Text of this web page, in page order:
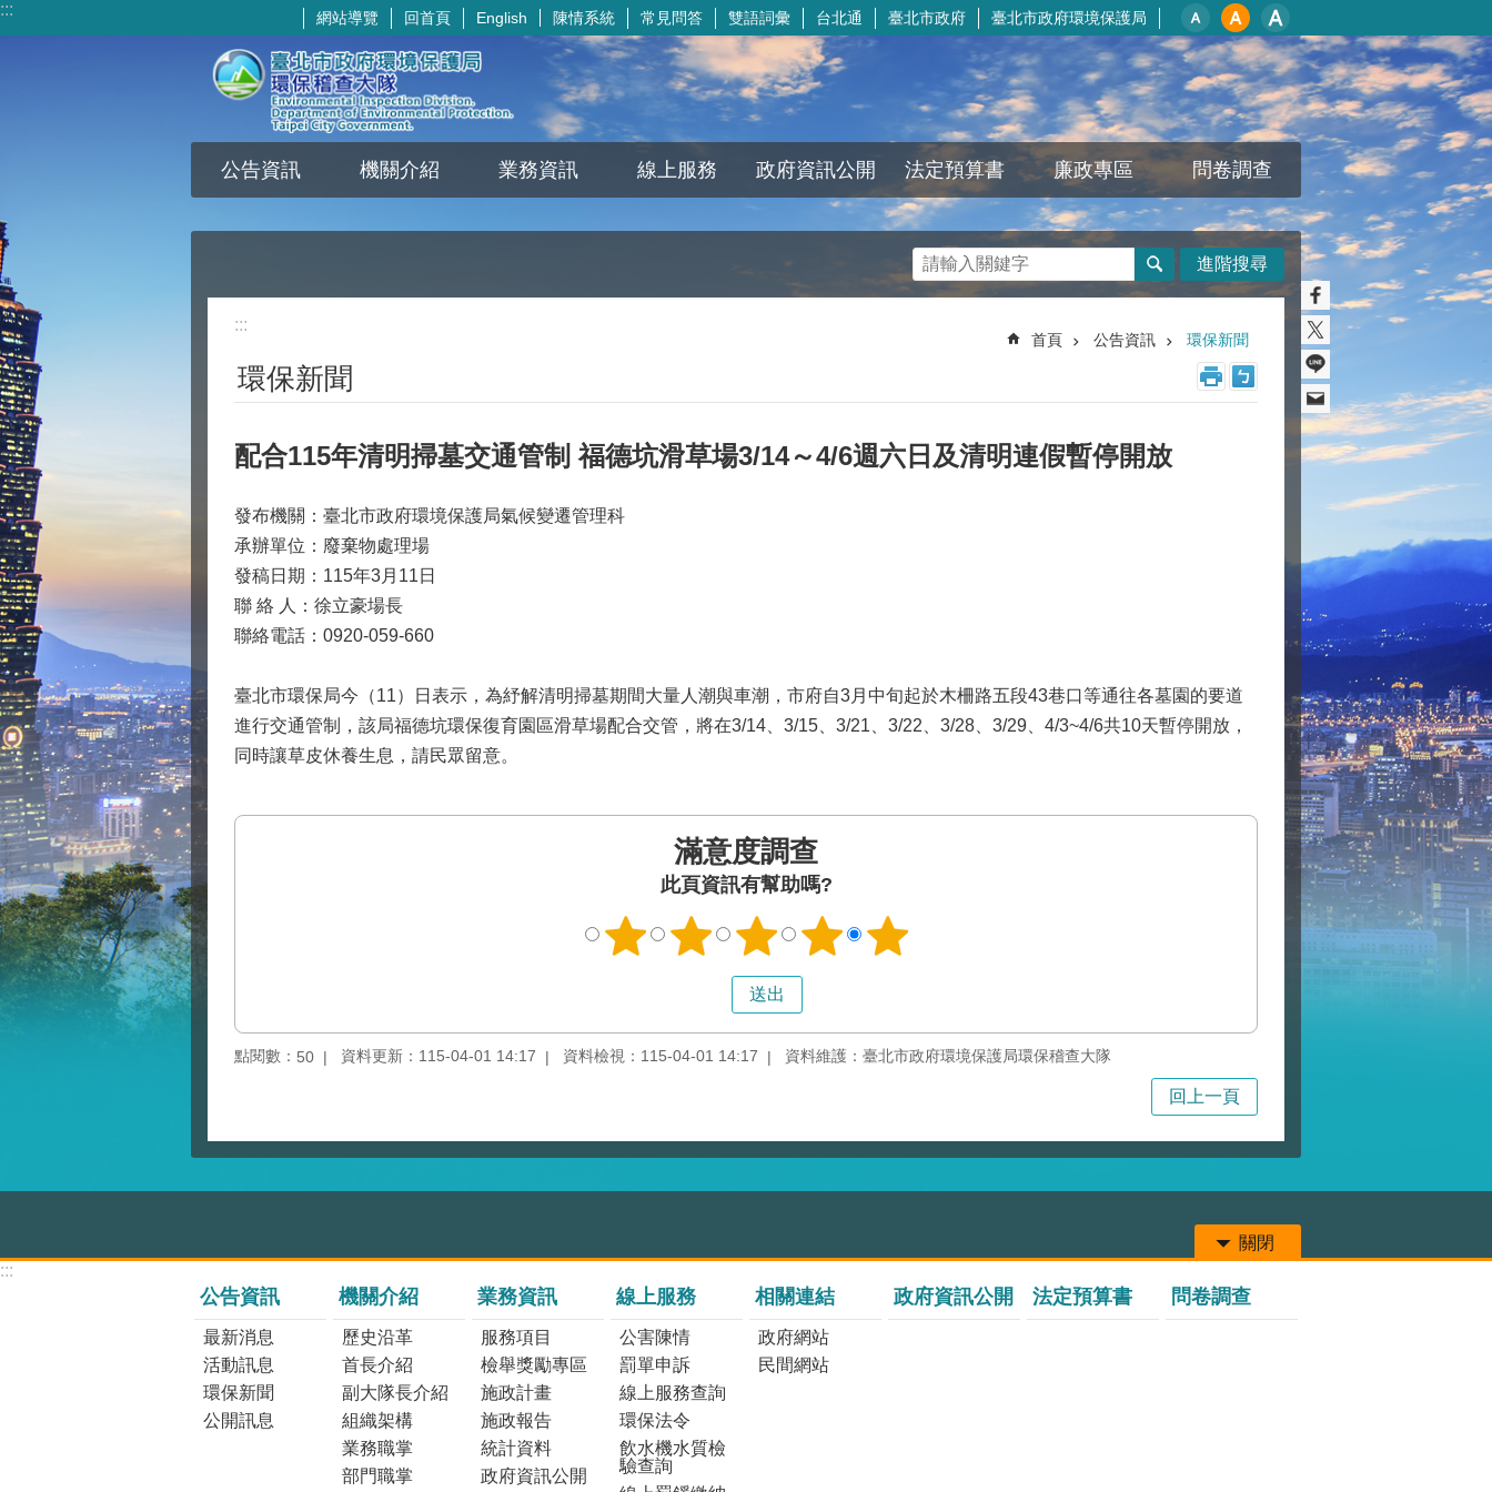
跳到主要內容區塊
::: 網站導覽 回首頁 English 陳情系統 常見問答 雙語詞彙 台北通 臺北市政府 臺北市政府環境保護局
公告資訊 機關介紹 業務資訊 線上服務 政府資訊公開 法定預算書 廉政專區 問卷調查
進階搜尋
:::
首頁 公告資訊 環保新聞
環保新聞
配合115年清明掃墓交通管制 福德坑滑草場3/14～4/6週六日及清明連假暫停開放
發布機關：臺北市政府環境保護局氣候變遷管理科
承辦單位：廢棄物處理場
發稿日期：115年3月11日
聯 絡 人：徐立豪場長
聯絡電話：0920-059-660
臺北市環保局今（11）日表示，為紓解清明掃墓期間大量人潮與車潮，市府自3月中旬起於木柵路五段43巷口等通往各墓園的要道
進行交通管制，該局福德坑環保復育園區滑草場配合交管，將在3/14、3/15、3/21、3/22、3/28、3/29、4/3~4/6共10天暫停開放，
同時讓草皮休養生息，請民眾留意。
滿意度調查
此頁資訊有幫助嗎?
點閱數： 50 資料更新：115-04-01 14:17 資料檢視：115-04-01 14:17 資料維護：臺北市政府環境保護局環保稽查大隊
回上一頁
關閉
:::
公告資訊
最新消息
活動訊息
環保新聞
公開訊息
機關介紹
歷史沿革
首長介紹
副大隊長介紹
組織架構
業務職掌
部門職掌
業務資訊
服務項目
檢舉獎勵專區
施政計畫
施政報告
統計資料
政府資訊公開
線上服務
公害陳情
罰單申訴
線上服務查詢
環保法令
飲水機水質檢
驗查詢
相關連結
政府網站
民間網站
政府資訊公開 法定預算書 問卷調查